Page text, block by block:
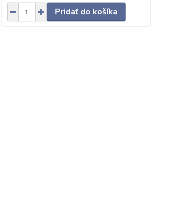
Pridať do košíka